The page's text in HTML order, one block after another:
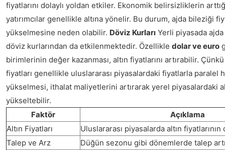
fiyatlarını dolaylı yoldan etkiler. Ekonomik belirsizliklerin
yatırımcılar genellikle altına yönelir. Bu durum, ajda bileziği
yükselmesine neden olabilir. Döviz Kurları Yerli piyasada
döviz kurlarından da etkilenmektedir. Özellikle dolar ve euro
birimlerinin değer kazanması, altın fiyatlarını artırabilir.
fiyatları genellikle uluslararası piyasalardaki fiyatlarla paralel
yükselmesi, ithalat maliyetlerini artırarak yerel piyasalardaki
yükseltebilir.
Faktör
Açıklama
Altın Fiyatları
Uluslararası piyasalarda altın fiyatlarının
Talep ve Arz
Düğün sezonu gibi dönemlerde talep